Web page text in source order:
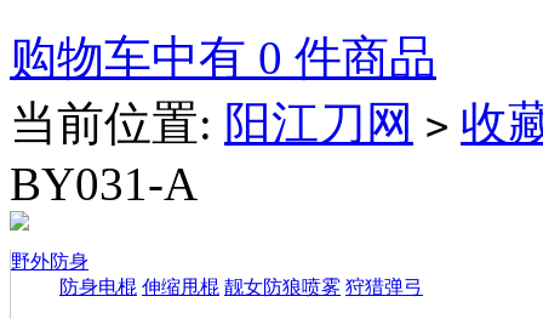
购物车中有 0 件商品
当前位置: 阳江刀网 > 收
BY031-A
野外防身
防身电棍 伸缩甩棍 靓女防狼喷雾 狩猎弹弓